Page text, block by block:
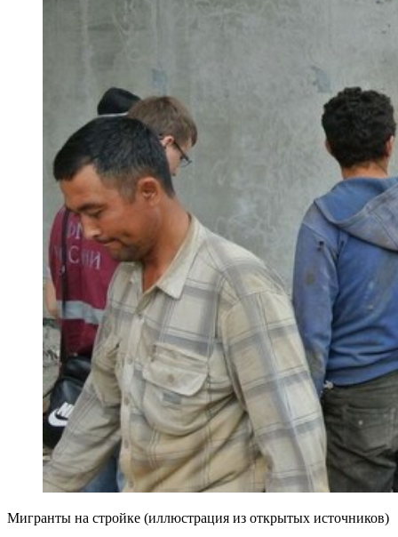
Мигранты на стройке (иллюстрация из открытых источников)